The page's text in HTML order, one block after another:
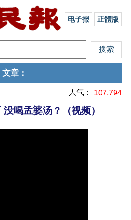
电子报 正體版
文章 ：
人气： 107,794
喝孟婆汤？（视频）